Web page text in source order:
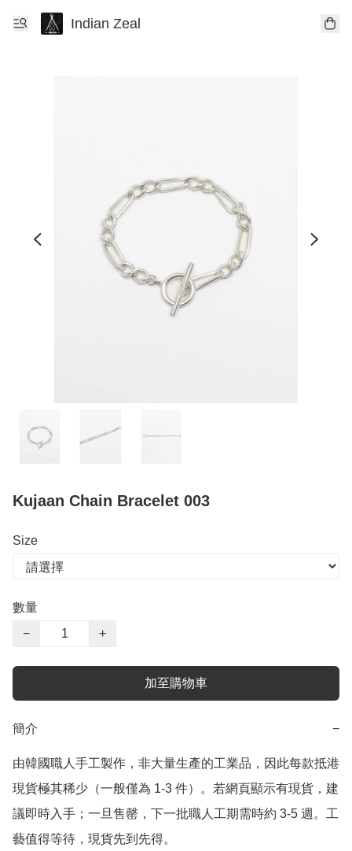
Indian Zeal
Kujaan Chain Bracelet 003
Size
數量
−
+
加至購物車
簡介 −
由韓國職人手工製作，非大量生產的工業品，因此每款抵港
現貨極其稀少（一般僅為 1-3 件）。若網頁顯示有現貨，建
議即時入手；一旦售罄，下一批職人工期需時約 3-5 週。工
藝值得等待，現貨先到先得。